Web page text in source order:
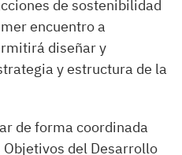
de sostenibilidad
encuentro a
diseñar y
y estructura de la
de forma coordinada
del Desarrollo